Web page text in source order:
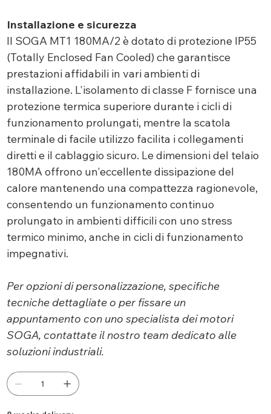
Installazione e sicurezza
Il SOGA MT1 180MA/2 è dotato di protezione IP55
(Totally Enclosed Fan Cooled) che garantisce
prestazioni affidabili in vari ambienti di
installazione. L'isolamento di classe F fornisce una
protezione termica superiore durante i cicli di
funzionamento prolungati, mentre la scatola
terminale di facile utilizzo facilita i collegamenti
diretti e il cablaggio sicuro. Le dimensioni del telaio
180MA offrono un'eccellente dissipazione del
calore mantenendo una compattezza ragionevole,
consentendo un funzionamento continuo
prolungato in ambienti difficili con uno stress
termico minimo, anche in cicli di funzionamento
impegnativi.
Per opzioni di personalizzazione, specifiche
tecniche dettagliate o per fissare un
appuntamento con uno specialista dei motori
SOGA, contattate il nostro team dedicato alle
soluzioni industriali.